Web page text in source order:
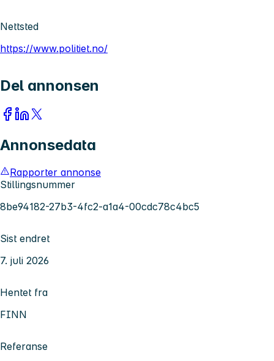
Nettsted
https://www.politiet.no/
Del annonsen
Annonsedata
Rapporter annonse
Stillingsnummer
8be94182-27b3-4fc2-a1a4-00cdc78c4bc5
Sist endret
7. juli 2026
Hentet fra
FINN
Referanse